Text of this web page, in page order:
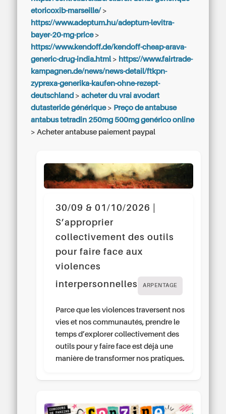
etoricoxib-marseille/>
https://www.adeptum.hu/adeptum-levitra-
bayer-20-mg-price>
https://www.kendoff.de/kendoff-cheap-arava-
generic-drug-india.html> https://www.fairtrade-
kampagnen.de/news/news-detail/ftkpn-
zyprexa-generika-kaufen-ohne-rezept-
deutschland >acheter du vrai avodart
dutasteride générique> Preço de antabuse
antabus tetradin 250mg 500mg genérico online
> Acheter antabuse paiement paypal
30/09 & 01/10/2026 |
S’approprier
collectivement des outils
pour faire face aux
violences
interpersonnelles
ARPENTAGE
Parce que les violences traversent nos
vies et nos communautés, prendre le
temps d’explorer collectivement des
outils pour y faire face est déjà une
manière de transformer nos pratiques.